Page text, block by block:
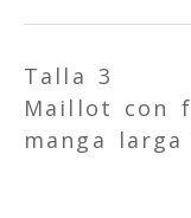
Talla 3
Maillot con
manga